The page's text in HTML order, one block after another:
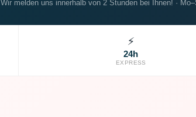
Wir melden uns innerhalb von 2 Stunden bei Ihnen! ·
⚡
24h
EXPRESS